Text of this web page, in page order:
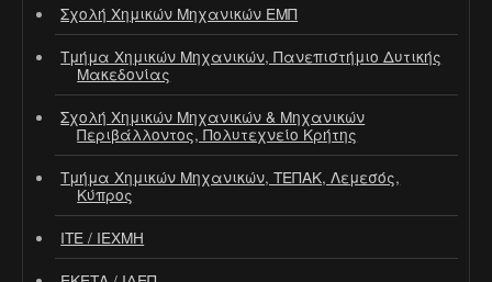
Σχολή Χημικών Μηχανικών ΕΜΠ
Τμήμα Χημικών Μηχανικών, Πανεπιστήμιο Δυτικής
Μακεδονίας
Σχολή Χημικών Μηχανικών & Μηχανικών
Περιβάλλοντος, Πολυτεχνείο Κρήτης
Τμήμα Χημικών Μηχανικών, ΤΕΠΑΚ, Λεμεσός,
Κύπρος
ΙΤΕ / ΙΕΧΜΗ